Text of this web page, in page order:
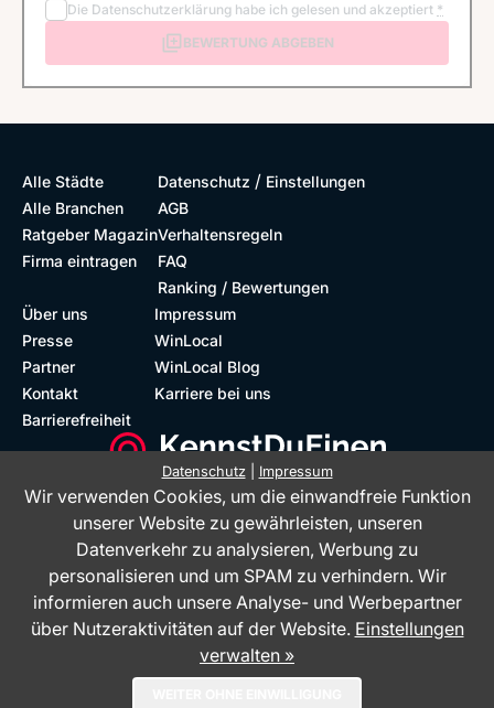
Die Datenschutzerklärung habe ich gelesen und akzeptiert *
BEWERTUNG ABGEBEN
Alle Städte
Alle Branchen
Ratgeber Magazin
Firma eintragen
Datenschutz / Einstellungen
AGB
Verhaltensregeln
FAQ
Ranking / Bewertungen
Über uns
Presse
Partner
Kontakt
Barrierefreiheit
Impressum
WinLocal
WinLocal Blog
Karriere bei uns
Datenschutz| Impressum
Wir verwenden Cookies, um die einwandfreie Funktion
unserer Website zu gewährleisten, unseren
Datenverkehr zu analysieren, Werbung zu
personalisieren und um SPAM zu verhindern. Wir
informieren auch unsere Analyse- und Werbepartner
über Nutzeraktivitäten auf der Website. Einstellungen
verwalten »